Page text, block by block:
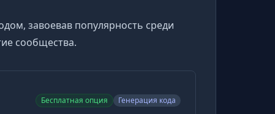
завоевав популярность среди
сообщества.
Бесплатная опция Генерация кода